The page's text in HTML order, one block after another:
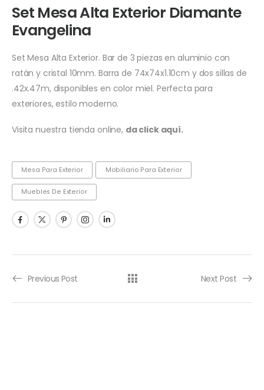
Set Mesa Alta Exterior Diamante
Evangelina
Set Mesa Alta Exterior. Bar de 3 piezas en aluminio con
ratán y cristal 10mm. Barra de 74x74x1.10cm y dos sillas de
.42x.47m, disponibles en color miel. Perfecta para
exteriores, estilo moderno.
Visita nuestra tienda online, da click aquí.
Mesa Para Exterior Mobiliario Para Exterior
Muebles De Exterior
Previous Post Next Post